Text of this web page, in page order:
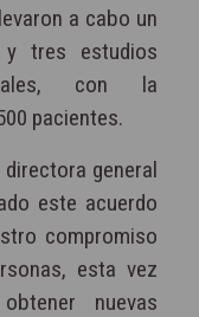
a cabo un
tres estudios
con la
pacientes.
general
este acuerdo
compromiso
esta vez
nuevas